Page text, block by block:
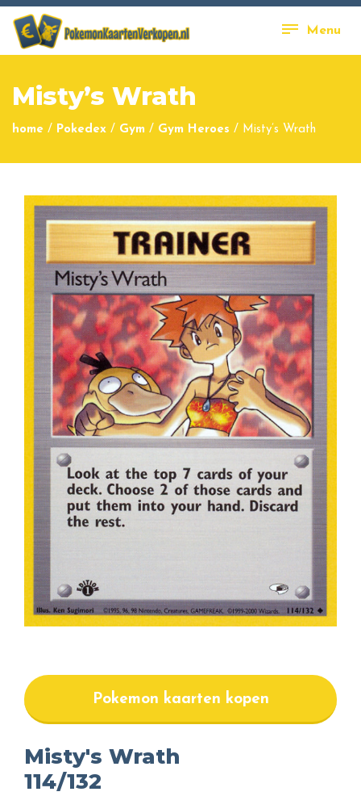
Menu
Misty’s Wrath
home / Pokedex / Gym / Gym Heroes / Misty’s Wrath
Pokemon kaarten kopen
Misty's Wrath
114/132